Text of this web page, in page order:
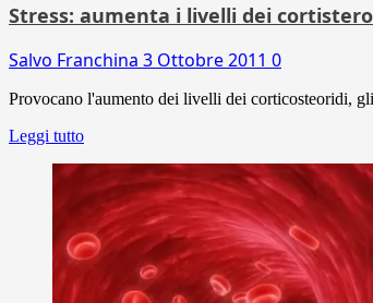
Stress: aumenta i livelli dei
Salvo Franchina 3 Ottobre 2011 0
Provocano l'aumento dei livelli dei corticosteoridi,
Leggi tutto